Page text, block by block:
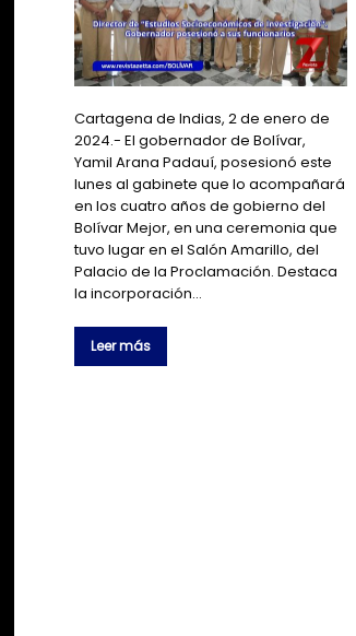
Cartagena de Indias, 2 de enero de
2024.- El gobernador de Bolívar,
Yamil Arana Padauí, posesionó este
lunes al gabinete que lo acompañará
en los cuatro años de gobierno del
Bolívar Mejor, en una ceremonia que
tuvo lugar en el Salón Amarillo, del
Palacio de la Proclamación. Destaca
la incorporación…
Leer más